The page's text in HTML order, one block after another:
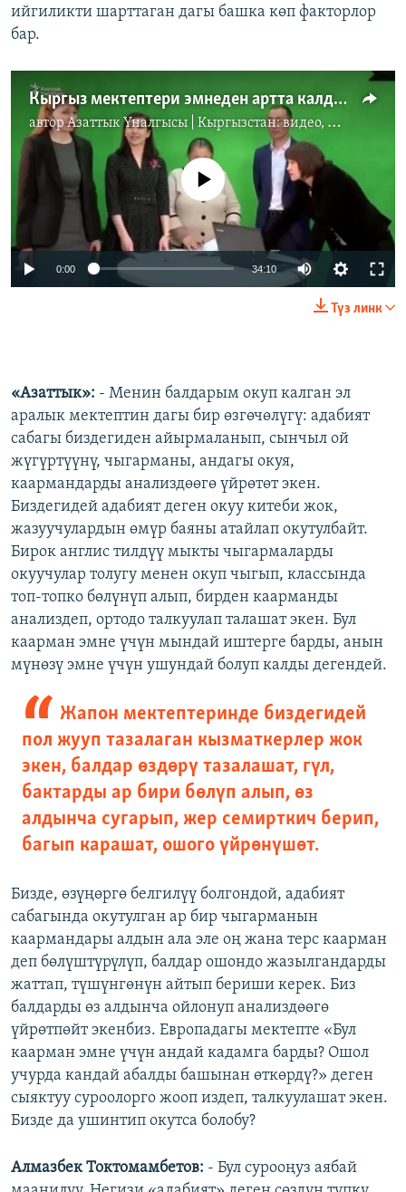
ийгиликти шарттаган дагы башка көп факторлор
бар.
Кыргыз мектептери эмнеден артта калды?
авторАзаттык Үналгысы | Кыргызстан: видео, фото, кабарлар
1080p
No media source currently available
0:00 34:10 Auto
270p
1080p
Түз линк
«Азаттык»: - Менин балдарым окуп калган эл
аралык мектептин дагы бир өзгөчөлүгү: адабият
сабагы биздегиден айырмаланып, сынчыл ой
жүгүртүүнү, чыгарманы, андагы окуя,
каармандарды анализдөөгө үйрөтөт экен.
Биздегидей адабият деген окуу китеби жок,
жазуучулардын өмүр баяны атайлап окутулбайт.
Бирок англис тилдүү мыкты чыгармаларды
окуучулар толугу менен окуп чыгып, классында
топ-топко бөлүнүп алып, бирден каарманды
анализдеп, ортодо талкуулап талашат экен. Бул
каарман эмне үчүн мындай иштерге барды, анын
мүнөзү эмне үчүн ушундай болуп калды дегендей.
Жапон мектептеринде биздегидей
пол жууп тазалаган кызматкерлер жок
экен, балдар өздөрү тазалашат, гүл,
бактарды ар бири бөлүп алып, өз
алдынча сугарып, жер семирткич берип,
багып карашат, ошого үйрөнүшөт.
Бизде, өзүңөргө белгилүү болгондой, адабият
сабагында окутулган ар бир чыгарманын
каармандары алдын ала эле оң жана терс каарман
деп бөлүштүрүлүп, балдар ошондо жазылгандарды
жаттап, түшүнгөнүн айтып бериши керек. Биз
балдарды өз алдынча ойлонуп анализдөөгө
үйрөтпөйт экенбиз. Европадагы мектепте «Бул
каарман эмне үчүн андай кадамга барды? Ошол
учурда кандай абалды башынан өткөрдү?» деген
сыяктуу суроолорго жооп издеп, талкуулашат экен.
Бизде да ушинтип окутса болобу?
Алмазбек Токтомамбетов: - Бул сурооңуз аябай